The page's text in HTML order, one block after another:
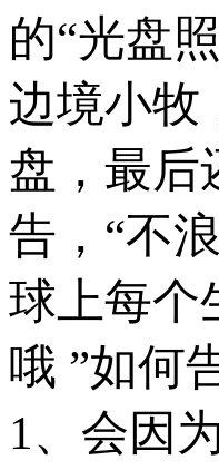
的“光盘
边境小牧
盘，最后
告，“不
球上每个
哦 ”如
1、会因